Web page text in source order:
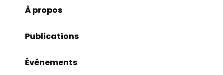
À propos
Publications
Événements